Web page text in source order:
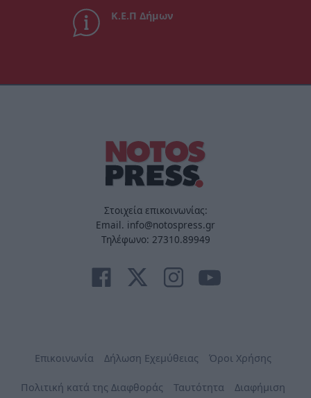
Κ.Ε.Π Δήμων
Στοιχεία επικοινωνίας:
Email. info@notospress.gr
Τηλέφωνο: 27310.89949
Επικοινωνία Δήλωση Εχεμύθειας Όροι Χρήσης
Πολιτική κατά της Διαφθοράς Ταυτότητα Διαφήμιση